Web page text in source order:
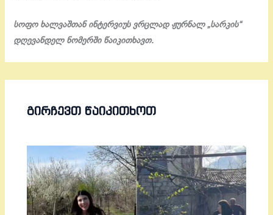
სოფო ხალვაშთან ინტერვიუს ვრცლად ჟურნალ „სარკის“
დღევანდელ ნომერში წაიკითხავთ.
ᲒᲘᲠᲩᲔᲕᲗ ᲬᲐᲘᲙᲘᲗᲮᲝᲗ